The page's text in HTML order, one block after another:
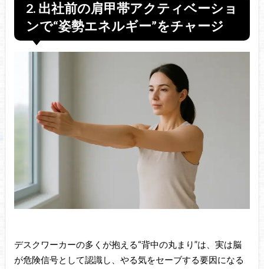
2. 出社前の肩甲帯アクティベーショ
ンで“姿勢エネルギー”をチャージ
デスクワーカーの多くが抱える“背中の丸まり”は、実は脳
が危険信号として認識し、やる気をセーブする要因になる